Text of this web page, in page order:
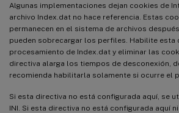
Algunas implementaciones dejan cookies de
archivo Index.dat no hace referencia. Estas
permanecen en el sistema de archivos
pueden sobrecargar los perfiles. Habilite esta
procesamiento de Index.dat y eliminar las
directiva alarga los tiempos de desconexión,
recomienda habilitarla solamente si ocurre el
Si esta directiva no está configurada aquí, se
INI. Si esta directiva no está configurada aquí